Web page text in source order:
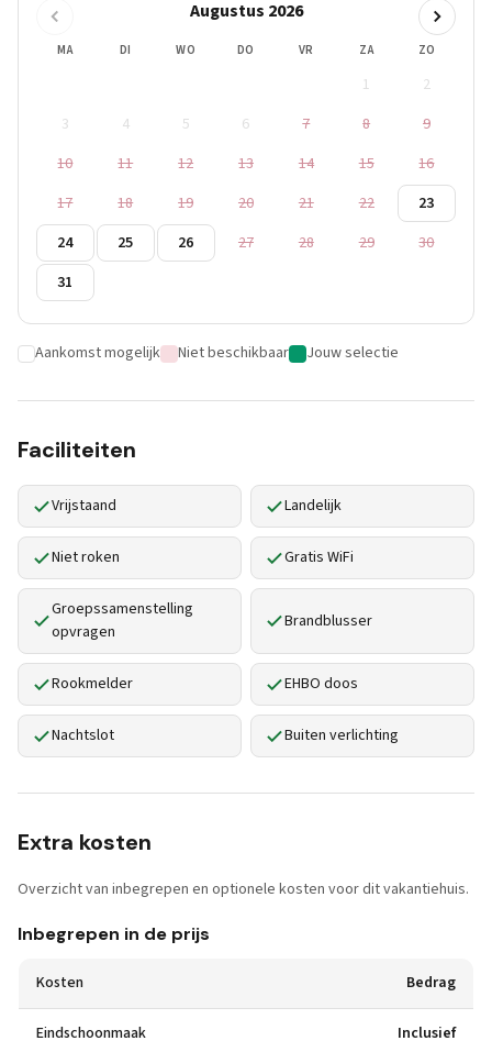
Augustus 2026
MA DI WO DO VR ZA ZO
1
2
3
4 5 6 7 8
9
10
11 12 13 14 15
16
17
18 19 20 21 22
23
24
25 26 27 28 29
30
31
Aankomst mogelijk Niet beschikbaar Jouw selectie
Faciliteiten
Vrijstaand Landelijk
Niet roken Gratis WiFi
Groepssamenstelling
opvragen
Brandblusser
Rookmelder EHBO doos
Nachtslot Buiten verlichting
Extra kosten
Overzicht van inbegrepen en optionele kosten voor dit vakantiehuis.
Inbegrepen in de prijs
Kosten Bedrag
Eindschoonmaak Inclusief